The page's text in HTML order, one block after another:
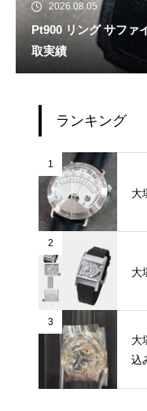
2026.08.05
Pt900 リング サファ
取実績
ランキング
1
大
2
大
3
大
込